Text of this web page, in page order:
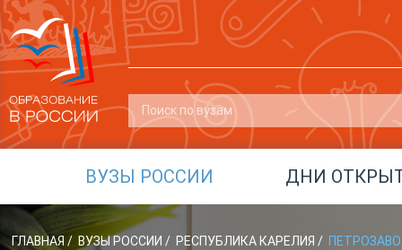
ВУЗЫ РОССИИ ДНИ
ГЛАВНАЯ / ВУЗЫ РОССИИ / РЕСПУБЛИКА КАРЕЛИЯ /